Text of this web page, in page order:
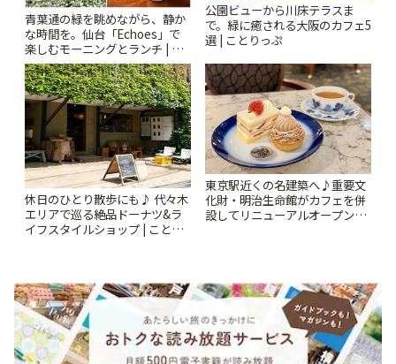
青葉通の緑を眺めながら、静か
な時間を。仙台「Echoes」で
楽しむモーニングとランチ | こ
とりっぷ
公園ビューから川床テラスま
で。緑に癒される大阪のカフェ5
選 | ことりっぷ
休日のひとり散歩にも♪ 代々木
エリアで巡る絶品ドーナツ&ラ
イフスタイルショップ | ことり
東京駅近くの名建築へ♪重要文
化財・明治生命館がカフェを併
設してリニューアルオープン